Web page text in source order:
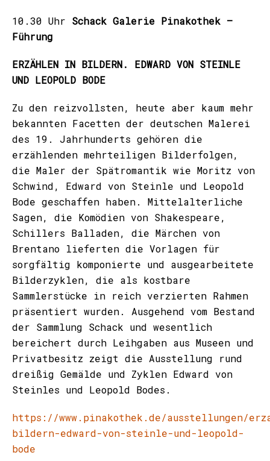
10.30 Uhr Schack Galerie Pinakothek –
Führung
ERZÄHLEN IN BILDERN. EDWARD VON STEINLE
UND LEOPOLD BODE
Zu den reizvollsten, heute aber kaum mehr
bekannten Facetten der deutschen Malerei
des 19. Jahrhunderts gehören die
erzählenden mehrteiligen Bilderfolgen,
die Maler der Spätromantik wie Moritz von
Schwind, Edward von Steinle und Leopold
Bode geschaffen haben. Mittelalterliche
Sagen, die Komödien von Shakespeare,
Schillers Balladen, die Märchen von
Brentano lieferten die Vorlagen für
sorgfältig komponierte und ausgearbeitete
Bilderzyklen, die als kostbare
Sammlerstücke in reich verzierten Rahmen
präsentiert wurden. Ausgehend vom Bestand
der Sammlung Schack und wesentlich
bereichert durch Leihgaben aus Museen und
Privatbesitz zeigt die Ausstellung rund
dreißig Gemälde und Zyklen Edward von
Steinles und Leopold Bodes.
https://www.pinakothek.de/ausstellungen/
bildern-edward-von-steinle-und-leopold-
bode